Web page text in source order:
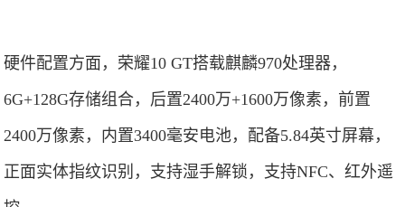
硬件配置方面，荣耀10 GT搭载麒麟970处理器，
6G+128G存储组合，后置2400万+1600万像素，前置
2400万像素，内置3400毫安电池，配备5.84英寸屏幕，
正面实体指纹识别，支持湿手解锁，支持NFC、红外遥